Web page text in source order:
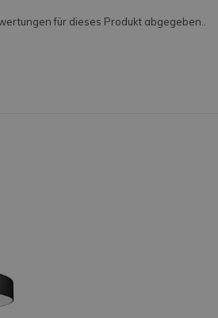
für dieses Produkt abgegeben..